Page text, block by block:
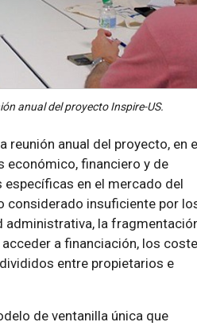
anual del proyecto Inspire-US.
reunión anual del proyecto, en
económico, financiero y de
específicas en el mercado del
considerado insuficiente por
administrativa, la
a financiación, los
entre propietarios e
de ventanilla única que